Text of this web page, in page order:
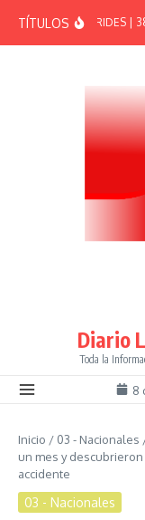
TÍTULOSEFEMÉRIDES |
Diario
Toda la
8
Inicio / 03 - Nacionales
un mes y
accidente
03 - Nacionales